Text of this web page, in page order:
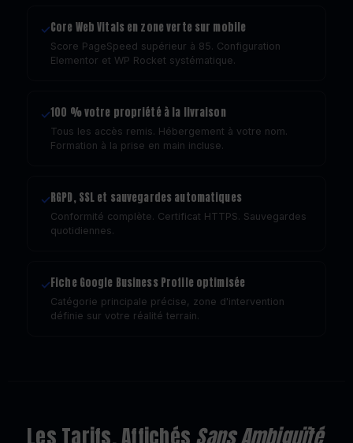
✓Core Web Vitals en zone verte sur mobile
Score PageSpeed supérieur à 85. Configuration
Elementor et WP Rocket systématique.
✓100 % votre propriété à la livraison
Tous les accès remis. Hébergement à votre nom.
Formation à la prise en main incluse.
✓RGPD, SSL et sauvegardes automatiques
Conformité complète. Certificat HTTPS. Sauvegardes
quotidiennes.
✓Fiche Google Business Profile optimisée
Catégorie principale précise, zone d'intervention
définie sur votre réalité terrain.
Les Tarifs, Affichés Sans Ambiguïté